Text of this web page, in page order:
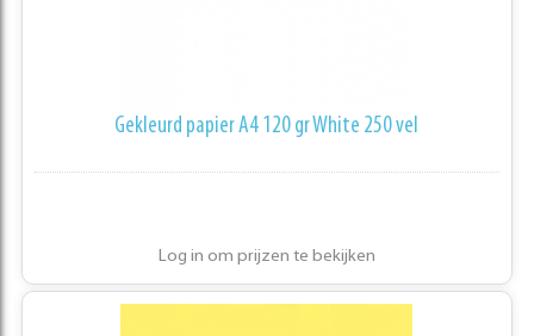
Gekleurd papier A4 120 gr White 250 vel
Log in om prijzen te bekijken